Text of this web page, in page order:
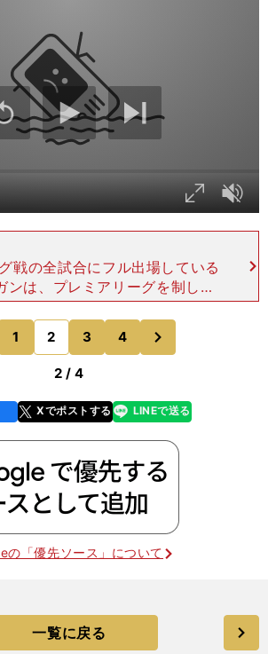
戦の全試合にフル出場している
ンは、プレミアリーグを制した
プレーヤーとして３人目の偉業
している。 一方、今後の去就
が注目されて
のページへ
1 2 3 4
のページへ
2 / 4
Xでポストする
line LINEで送る
の「優先ソース」について
一覧に戻る